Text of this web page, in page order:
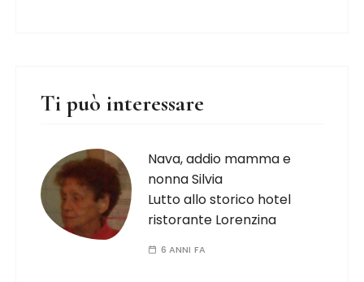
Ti può interessare
Nava, addio mamma e
nonna Silvia
Lutto allo storico hotel
ristorante Lorenzina
6 ANNI FA